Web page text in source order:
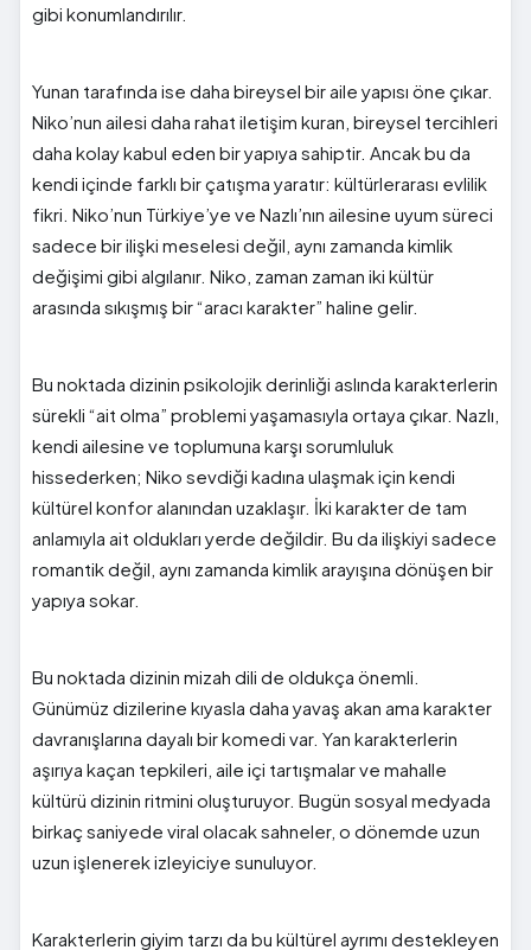
gibi konumlandırılır.
Yunan tarafında ise daha bireysel bir aile yapısı öne çıkar.
Niko’nun ailesi daha rahat iletişim kuran, bireysel tercihleri
daha kolay kabul eden bir yapıya sahiptir. Ancak bu da
kendi içinde farklı bir çatışma yaratır: kültürlerarası evlilik
fikri. Niko’nun Türkiye’ye ve Nazlı’nın ailesine uyum süreci
sadece bir ilişki meselesi değil, aynı zamanda kimlik
değişimi gibi algılanır. Niko, zaman zaman iki kültür
arasında sıkışmış bir “aracı karakter” haline gelir.
Bu noktada dizinin psikolojik derinliği aslında karakterlerin
sürekli “ait olma” problemi yaşamasıyla ortaya çıkar. Nazlı,
kendi ailesine ve toplumuna karşı sorumluluk
hissederken; Niko sevdiği kadına ulaşmak için kendi
kültürel konfor alanından uzaklaşır. İki karakter de tam
anlamıyla ait oldukları yerde değildir. Bu da ilişkiyi sadece
romantik değil, aynı zamanda kimlik arayışına dönüşen bir
yapıya sokar.
Bu noktada dizinin mizah dili de oldukça önemli.
Günümüz dizilerine kıyasla daha yavaş akan ama karakter
davranışlarına dayalı bir komedi var. Yan karakterlerin
aşırıya kaçan tepkileri, aile içi tartışmalar ve mahalle
kültürü dizinin ritmini oluşturuyor. Bugün sosyal medyada
birkaç saniyede viral olacak sahneler, o dönemde uzun
uzun işlenerek izleyiciye sunuluyor.
Karakterlerin giyim tarzı da bu kültürel ayrımı destekleyen